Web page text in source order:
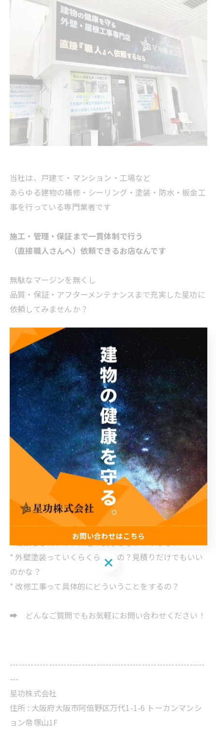
当社は、戸建て・マンション・工場など
あらゆる建物の補修・シーリング・塗装・防水・板金工
事を行っている専門業者です
施工・管理・保証まで一貫体制で行う
（直接職人さんへ）依頼できるお店なんです
無駄なマージンを無くし
品質・保証・アフターメンテナンスまで充実した星功に
依頼してみませんか？
-------------------------------------------------------
大阪市の外壁改修工事・外壁屋根塗装・防水・板金
星功株式会社
https://www.seikou-osaka.jp/
住所：大阪市阿倍野区万代1-1
お問い合わせ窓口：06-6615-9819
（平日10:00～17:00）
* 屋根・外壁を建ててから10年ほど放置している
* 建物に気になるひび割れがある
* 外壁を手で触ると粉状のものが付着する
* 豪雨の際、雨漏りが気になる
* 台風や災害で家の屋根や外壁が傷ついてしまった
* 相談をしたいが、業者の良し悪しがわからない
* 外壁塗装っていくらくらいなの？見積りだけでもいい
のかな？
* 改修工事って具体的にどういうことをするの？
➡ どんなご質問でもお気軽にお問い合わせください！
-----------------------------------------------------------------
---
星功株式会社
住所 : 大阪府大阪市阿倍野区万代1-1-6 トーカンマンシ
ョン帝塚山1F
お問い合わせはこちら
お問い合わせはこちら